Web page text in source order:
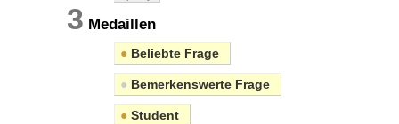
3 Medaillen
● Beliebte Frage
● Bemerkenswerte Frage
● Student